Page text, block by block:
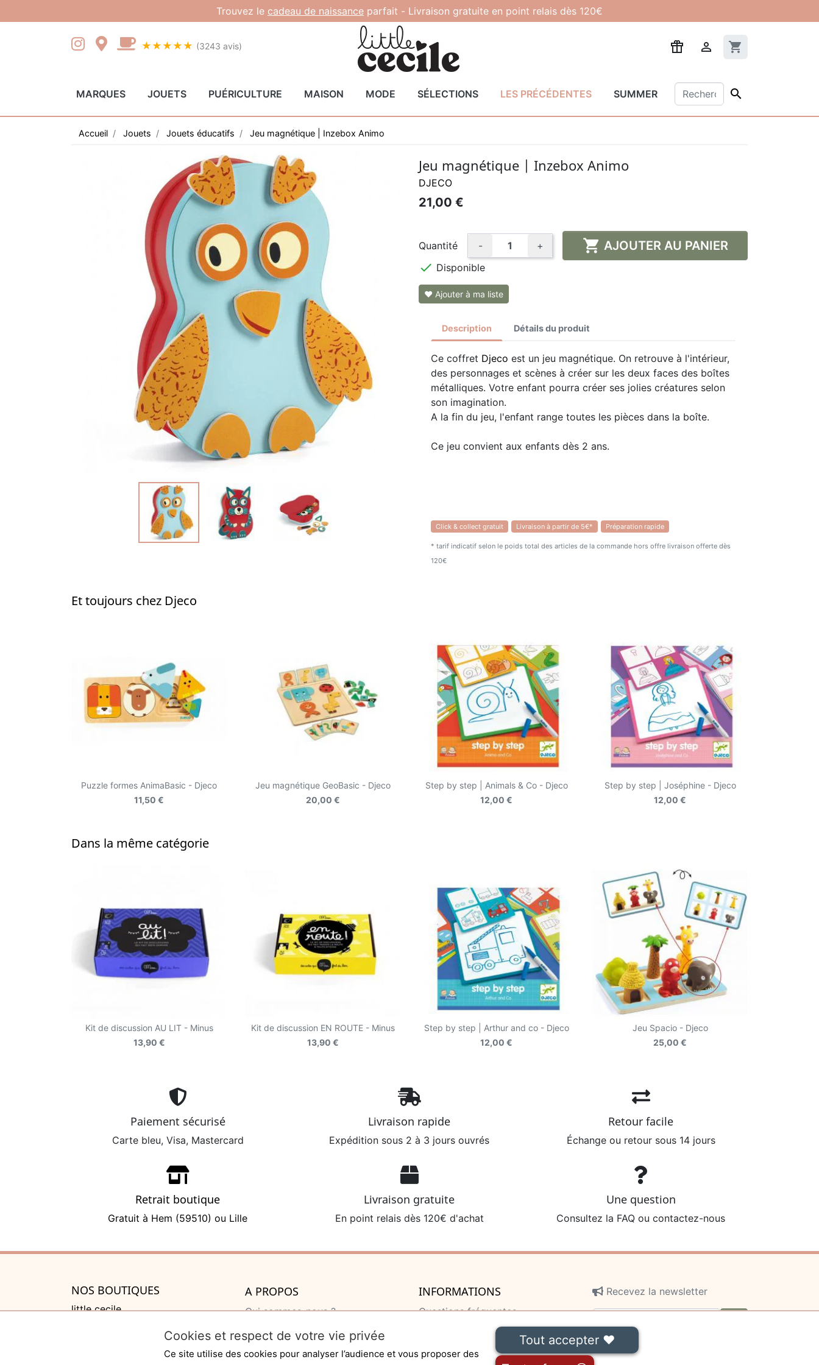
Trouvez le cadeau de naissance parfait - Livraison gratuite en point relais dès 120€
★★★★★ (3243 avis)  shopping_cart
MARQUES JOUETS PUÉRICULTURE MAISON MODE SÉLECTIONS LES PRÉCÉDENTES SUMMER 
Accueil Jouets Jouets éducatifs Jeu magnétique | Inzebox Animo
Jeu magnétique | Inzebox Animo
DJECO
21,00 €
Quantité - +  AJOUTER AU PANIER
 Disponible
❤ Ajouter à ma liste
Description Détails du produit
Ce coffret Djeco est un jeu magnétique. On retrouve à l'intérieur,
des personnages et scènes à créer sur les deux faces des boîtes
métalliques. Votre enfant pourra créer ses jolies créatures selon
son imagination.
A la fin du jeu, l'enfant range toutes les pièces dans la boîte.
Ce jeu convient aux enfants dès 2 ans.
Click & collect gratuit Livraison à partir de 5€* Préparation rapide
* tarif indicatif selon le poids total des articles de la commande hors offre livraison offerte dès
120€
Et toujours chez Djeco
Puzzle formes AnimaBasic - Djeco
11,50 €
Jeu magnétique GeoBasic - Djeco
20,00 €
Step by step | Animals & Co - Djeco
12,00 €
Step by step | Joséphine - Djeco
12,00 €
Dans la même catégorie
Kit de discussion AU LIT - Minus
13,90 €
Kit de discussion EN ROUTE - Minus
13,90 €
Step by step | Arthur and co - Djeco
12,00 €
Jeu Spacio - Djeco
25,00 €
Paiement sécurisé
Carte bleu, Visa, Mastercard
Livraison rapide
Expédition sous 2 à 3 jours ouvrés
Retour facile
Échange ou retour sous 14 jours
Retrait boutique
Gratuit à Hem (59510) ou Lille
Livraison gratuite
En point relais dès 120€ d'achat
Une question
Consultez la FAQ ou contactez-nous
NOS BOUTIQUES
little cecile
119 rue du Molinel, Lille
A PROPOS
Qui sommes-nous ?
Liste de naissance
Presse
INFORMATIONS
Questions fréquentes
Livraison et retour
Paiement sécurisé
Recevez la newsletter
On ne communiquera jamais votre
adresse e-mail à des tiers.
Cookies et respect de votre vie privée
Ce site utilise des cookies pour analyser l’audience et vous proposer des
Tout accepter ❤